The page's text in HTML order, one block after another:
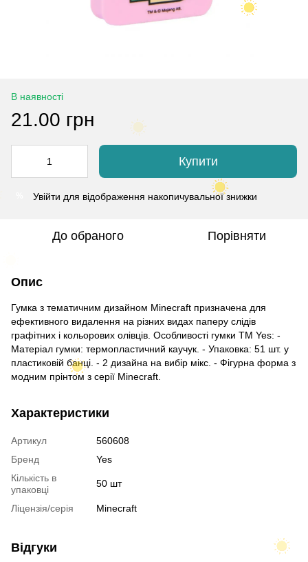
В наявності
21.00 грн
Купити
Увійти для відображення накопичувальної знижки
До обраного Порівняти
Опис
Гумка з тематичним дизайном Minecraft призначена для
ефективного видалення на різних видах паперу слідів
графітних і кольорових олівців. Особливості гумки ТМ Yes: -
Матеріал гумки: термопластичний каучук. - Упаковка: 51 шт. у
пластиковій банці. - 2 дизайна на вибір мікс. - Фігурна форма з
модним прінтом з серії Minecraft.
Характеристики
Артикул
560608
Бренд
Yes
Кількість в
упаковці
50 шт
Ліцензія/серія Minecraft
Відгуки